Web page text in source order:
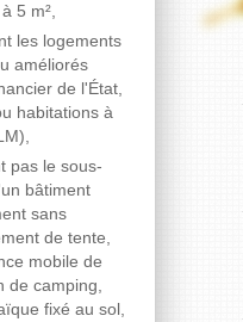
5 m²,
les logements
améliorés
de l'État,
habitations à
pas le sous-
bâtiment
sans
de tente,
mobile de
de camping,
fixé au sol,